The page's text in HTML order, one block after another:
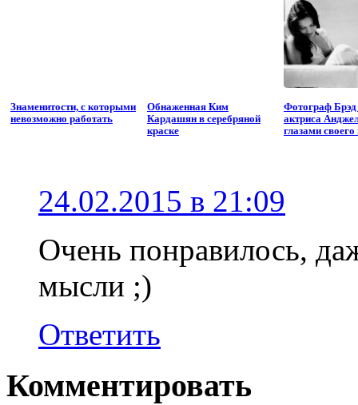
Знаменитости, с которыми
невозможно работать
Обнаженная Ким
Кардашян в серебряной
краске
Фотограф
актриса
глазами
24.02.2015 в 21:09
Очень понравилось,
мысли ;)
Ответить
Комментировать